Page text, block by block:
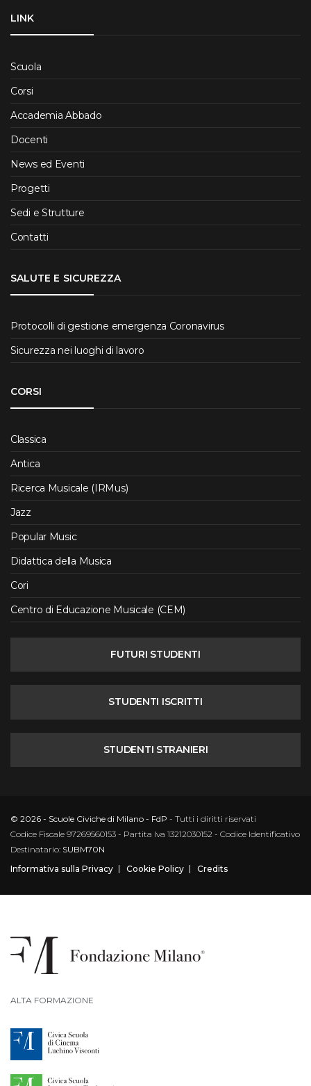
LINK
Scuola
Corsi
Accademia Abbado
Docenti
News ed Eventi
Progetti
Sedi e Strutture
Contatti
SALUTE E SICUREZZA
Protocolli di gestione emergenza Coronavirus
Sicurezza nei luoghi di lavoro
CORSI
Classica
Antica
Ricerca Musicale (IRMus)
Jazz
Popular Music
Didattica della Musica
Cori
Centro di Educazione Musicale (CEM)
FUTURI STUDENTI
STUDENTI ISCRITTI
STUDENTI STRANIERI
© 2026 - Scuole Civiche di Milano - FdP - Tutti i diritti riservati
Codice Fiscale 97269560153 - Partita Iva 13212030152 - Codice Identificativo
Destinatario: SUBM70N
Informativa sulla Privacy
Cookie Policy Credits
ALTA FORMAZIONE